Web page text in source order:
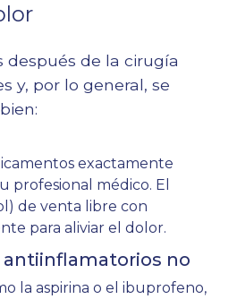
después de la cirugía
y, por lo general, se
exactamente
profesional médico. El
de venta libre con
para aliviar el dolor.
antiinflamatorios no
la aspirina o el ibuprofeno,